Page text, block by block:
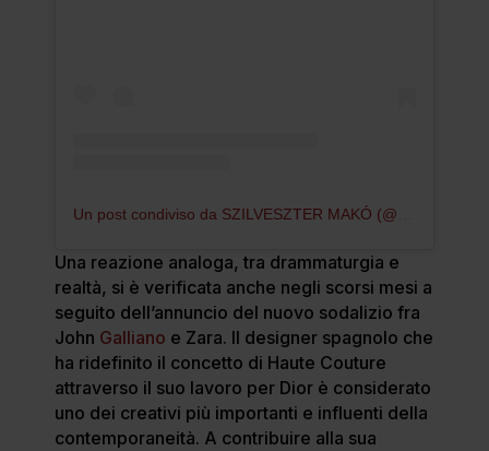
Una reazione analoga, tra drammaturgia e
realtà, si è verificata anche negli scorsi mesi a
seguito dell’annuncio del nuovo sodalizio fra
John Galliano e Zara. Il designer spagnolo che
ha ridefinito il concetto di Haute Couture
attraverso il suo lavoro per Dior è considerato
uno dei creativi più importanti e influenti della
contemporaneità. A contribuire alla sua